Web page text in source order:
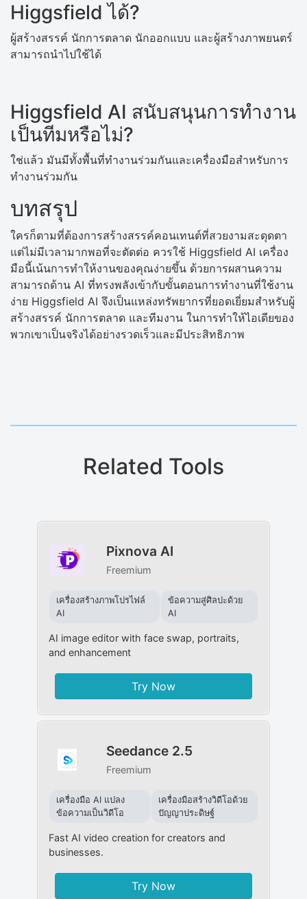
Higgsfield ได้?
ผู้สร้างสรรค์ นักการตลาด นักออกแบบ และผู้สร้างภาพยนตร์
สามารถนำไปใช้ได้
Higgsfield AI สนับสนุนการทำงาน
เป็นทีมหรือไม่?
ใช่แล้ว มันมีทั้งพื้นที่ทำงานร่วมกันและเครื่องมือสำหรับการ
ทำงานร่วมกัน
บทสรุป
ใครก็ตามที่ต้องการสร้างสรรค์คอนเทนต์ที่สวยงามสะดุดตา
แต่ไม่มีเวลามากพอที่จะตัดต่อ ควรใช้ Higgsfield AI เครื่อง
มือนี้เน้นการทำให้งานของคุณง่ายขึ้น ด้วยการผสานความ
สามารถด้าน AI ที่ทรงพลังเข้ากับขั้นตอนการทำงานที่ใช้งาน
ง่าย Higgsfield AI จึงเป็นแหล่งทรัพยากรที่ยอดเยี่ยมสำหรับผู้
สร้างสรรค์ นักการตลาด และทีมงาน ในการทำให้ไอเดียของ
พวกเขาเป็นจริงได้อย่างรวดเร็วและมีประสิทธิภาพ
Related Tools
Pixnova AI
Freemium
เครื่องสร้างภาพโปรไฟล์
AI
ข้อความสู่ศิลปะด้วย
AI
AI image editor with face swap, portraits,
and enhancement
Try Now
Seedance 2.5
Freemium
เครื่องมือ AI แปลง
ข้อความเป็นวิดีโอ
เครื่องมือสร้างวิดีโอด้วย
ปัญญาประดิษฐ์
Fast AI video creation for creators and
businesses.
Try Now